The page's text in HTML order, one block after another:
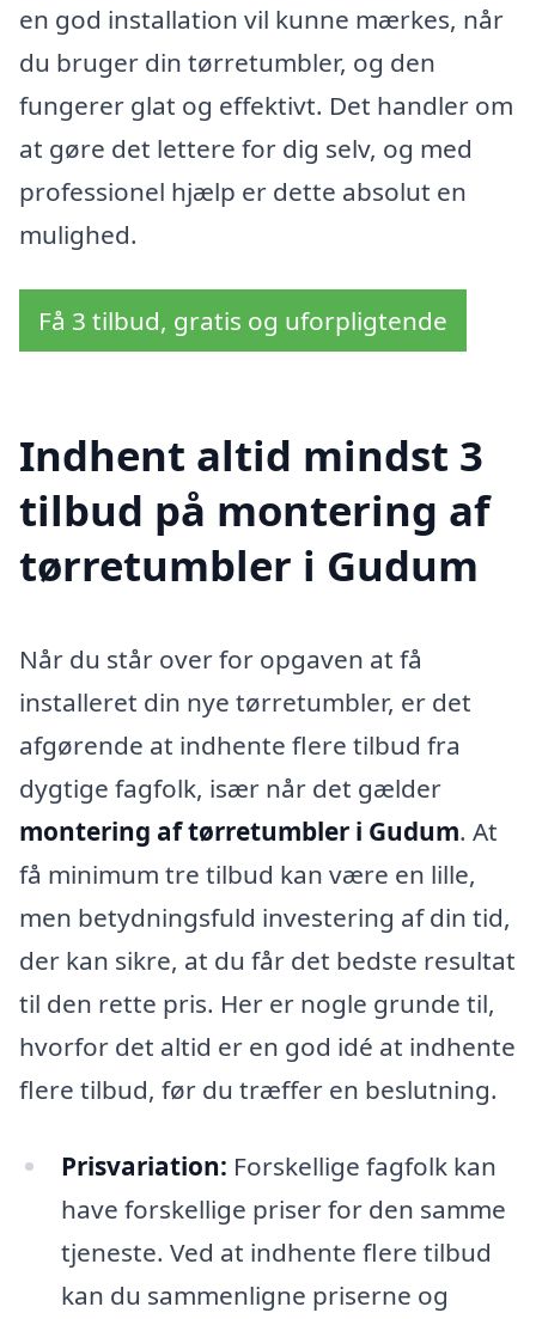
en god installation vil kunne mærkes, når
du bruger din tørretumbler, og den
fungerer glat og effektivt. Det handler om
at gøre det lettere for dig selv, og med
professionel hjælp er dette absolut en
mulighed.
Få 3 tilbud, gratis og uforpligtende
Indhent altid mindst 3
tilbud på montering af
tørretumbler i Gudum
Når du står over for opgaven at få
installeret din nye tørretumbler, er det
afgørende at indhente flere tilbud fra
dygtige fagfolk, især når det gælder
montering af tørretumbler i Gudum. At
få minimum tre tilbud kan være en lille,
men betydningsfuld investering af din tid,
der kan sikre, at du får det bedste resultat
til den rette pris. Her er nogle grunde til,
hvorfor det altid er en god idé at indhente
flere tilbud, før du træffer en beslutning.
Prisvariation: Forskellige fagfolk kan
have forskellige priser for den samme
tjeneste. Ved at indhente flere tilbud
kan du sammenligne priserne og